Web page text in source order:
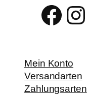
Facebook Instagram
Mein Konto
Versandarten
Zahlungsarten